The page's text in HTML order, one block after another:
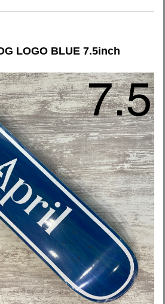
LOGO BLUE 7.5inch